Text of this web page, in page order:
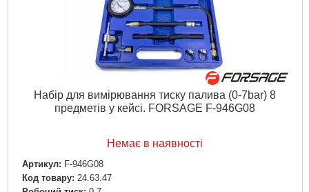
Набір для вимірювання тиску палива (0-7bar) 8
предметів у кейсі. FORSAGE F-946G08
Немає в наявності
Артикул: F-946G08
Код товару: 24.63.47